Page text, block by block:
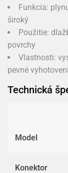
Funkcia:
široký
Použitie:
povrchy
Vlastnosti:
pevné
Technická
Model
Konektor